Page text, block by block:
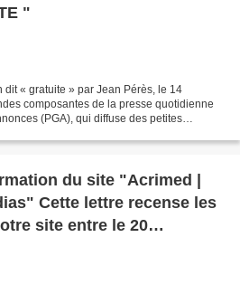
"
dit « gratuite » par Jean Pérès, le 14
composantes de la presse quotidienne
(PGA), qui diffuse des petites
du site "Acrimed |
Cette lettre recense les
site entre le 20